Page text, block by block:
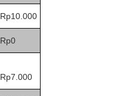
Rp10.000
Rp0
Rp7.000